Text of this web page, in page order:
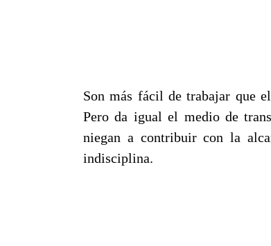
Son más fácil de trabajar que
Pero da igual el medio de
niegan a contribuir con la
indisciplina.